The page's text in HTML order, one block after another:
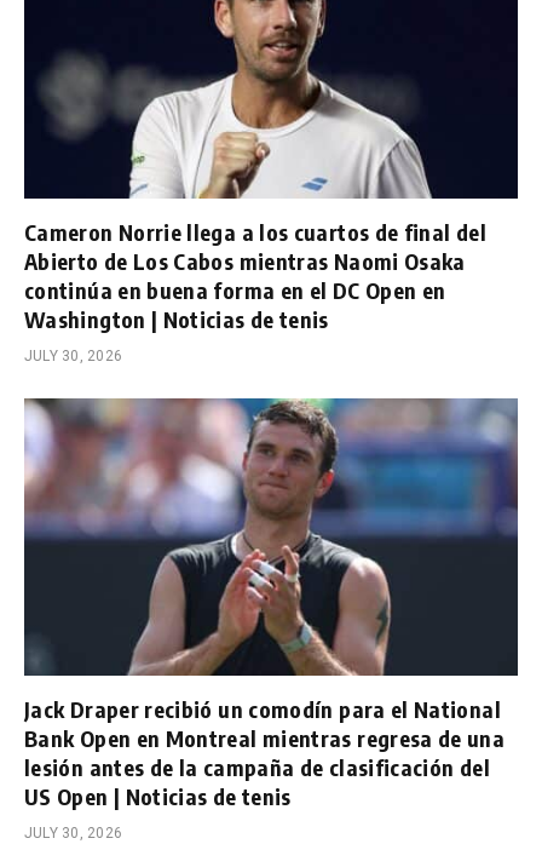
Cameron Norrie llega a los cuartos de final del
Abierto de Los Cabos mientras Naomi Osaka
continúa en buena forma en el DC Open en
Washington | Noticias de tenis
JULY 30, 2026
Jack Draper recibió un comodín para el National
Bank Open en Montreal mientras regresa de una
lesión antes de la campaña de clasificación del
US Open | Noticias de tenis
JULY 30, 2026